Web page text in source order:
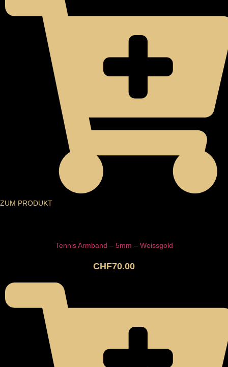
CHF230.00CHF190.00.
ZUM PRODUKT
Tennis Armband – 5mm – Weissgold
CHF70.00